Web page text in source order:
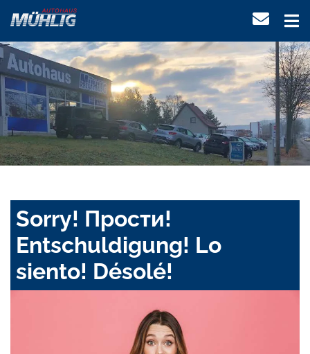
Sorry! Прости!
Entschuldigung! Lo
siento! Désolé!